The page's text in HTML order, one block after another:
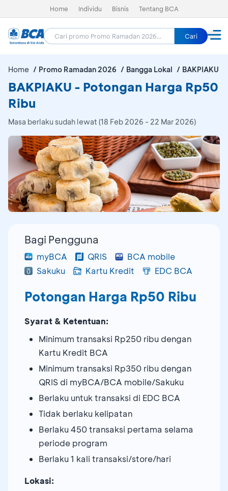
Home Individu Bisnis Tentang BCA
Cari
Home Promo Ramadan 2026 Bangga Lokal BAKPIAKU
BAKPIAKU - Potongan Harga Rp50
Ribu
Masa berlaku sudah lewat (18 Feb 2026 - 22 Mar 2026)
Bagi Pengguna
myBCA QRIS
BCA mobile
Sakuku
Kartu Kredit EDC BCA
Potongan Harga Rp50 Ribu
Syarat & Ketentuan:
Minimum transaksi Rp250 ribu dengan
Kartu Kredit BCA
Minimum transaksi Rp350 ribu dengan
QRIS di myBCA/BCA mobile/Sakuku
Berlaku untuk transaksi di EDC BCA
Tidak berlaku kelipatan
Berlaku 450 transaksi pertama selama
periode program
Berlaku 1 kali transaksi/store/hari
Lokasi: